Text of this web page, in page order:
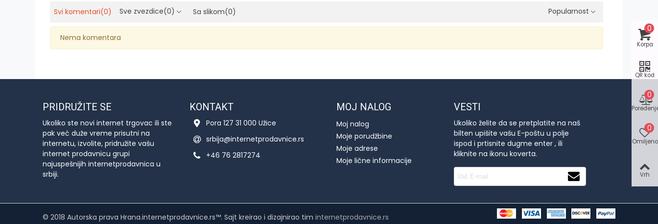
Svi komentari(0) Sve zvezdice(0) Sa slikom(0) Popularnost
Nema komentara
PRIDRUŽITE SE
Ukoliko ste novi internet trgovac ili ste
pak već duže vreme prisutni na
internetu, izvolite, pridružite vašu
internet prodavnicu grupi
najuspešnijih internetprodavnica u
srbiji.
KONTAKT
Pora 127 31 000 Užice
srbija@internetprodavnice.rs
+46 76 2817274
MOJ NALOG
Moj nalog
Moje porudžbine
Moje adrese
Moje lične informacije
VESTI
Ukoliko želite da se pretplatite na naš
bilten upišite vašu E-poštu u polje
ispod i prtisnite dugme enter , ili
kliknite na ikonu koverta.
© 2018 Autorska prava Hrana.internetprodavnice.rs™. Sajt kreirao i dizajnirao tim internetprodavnice.rs
Korpa
0
QR kod
0
Omiljeno
0
Vrh